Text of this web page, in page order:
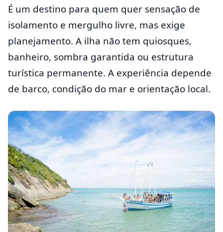
É um destino para quem quer sensação de
isolamento e mergulho livre, mas exige
planejamento. A ilha não tem quiosques,
banheiro, sombra garantida ou estrutura
turística permanente. A experiência depende
de barco, condição do mar e orientação local.